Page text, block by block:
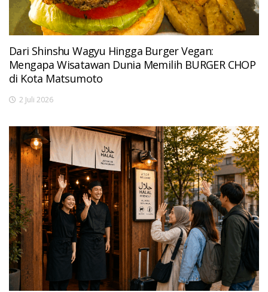
Dari Shinshu Wagyu Hingga Burger Vegan:
Mengapa Wisatawan Dunia Memilih BURGER CHOP
di Kota Matsumoto
2 Juli 2026